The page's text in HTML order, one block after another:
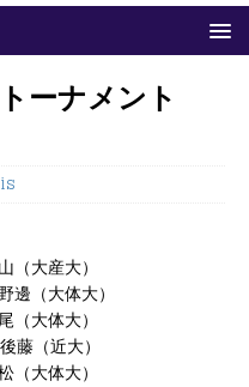
ーナメント
大産大）
（大体大）
大体大）
（近大）
大体大）